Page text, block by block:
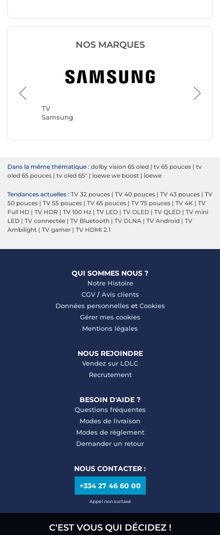
NOS MARQUES
TV
Samsung
TV
TCL
Dans la même thématique : dolby vision 65 oled | tv 65 pouces | tv
oled 65 pouces | tv oled 65" | loewe we boost | loewe
Tendances actuelles : TV 32 pouces | TV 40 pouces | TV 43 pouces | TV
50 pouces | TV 55 pouces | TV 65 pouces | TV 75 pouces | TV 4K | TV
Full HD | TV HDR | TV 100 Hz | TV LED | TV OLED | TV QLED | TV mini
LED | TV connectée | TV Bluetooth | TV DLNA | TV Android | TV
Ambilight | TV gamer | TV HDMI 2.1
QUI SOMMES NOUS ?
Notre Histoire
CGV/ Avis clients
Données personnelles et Cookies
Gérer mes cookies
Mentions légales
NOUS REJOINDRE
Vendez sur LDLC
Recrutement
BESOIN D'AIDE ?
Questions fréquentes
Modes de livraison
Modes de règlement
Demander un retour
NOUS CONTACTER :
+334 27 46 60 00
Appel non surtaxé
C'EST VOUS QUI DÉCIDEZ !